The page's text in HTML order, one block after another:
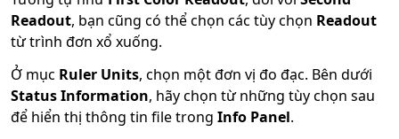
Readout, bạn cũng có thể chọn các tùy chọn Readout
từ trình đơn xổ xuống.
Ở mục Ruler Units, chọn một đơn vị đo đạc. Bên dưới
Status Information, hãy chọn từ những tùy chọn sau
để hiển thị thông tin file trong Info Panel.